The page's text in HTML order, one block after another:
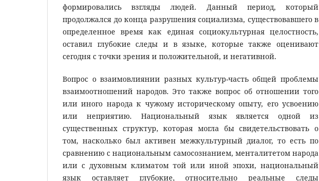
формировались взгляды людей. Данный период, который
продолжался до конца разрушения социализма, существовавшего в
определенное время как единая социокультурная целостность,
оставил глубокие следы и в языке, которые также оценивают
сегодня с точки зрения и положительной, и негативной.
Вопрос о взаимовлиянии разных культур-часть общей проблемы
взаимоотношений народов. Это также вопрос об отношении того
или иного народа к чужому историческому опыту, его усвоению
или неприятию. Национальный язык является одной из
существенных структур, которая могла бы свидетельствовать о
том, насколько был активен межкультурный диалог, то есть по
сравнению с национальным самосознанием, менталитетом народа
или с духовным климатом той или иной эпохи, национальный
язык оставляет глубокие, относительно реальные следы